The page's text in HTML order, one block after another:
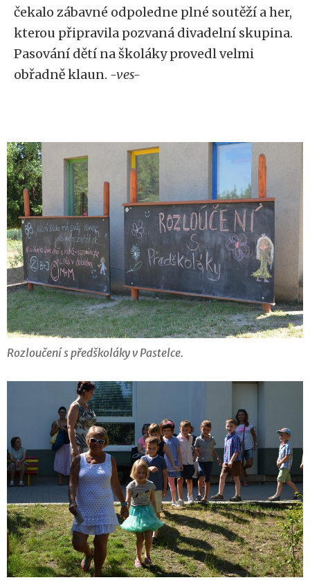
čekalo zábavné odpoledne plné soutěží a her,
kterou připravila pozvaná divadelní skupina.
Pasování dětí na školáky provedl velmi
obřadně klaun. -ves-
Rozloučení s předškoláky v Pastelce.